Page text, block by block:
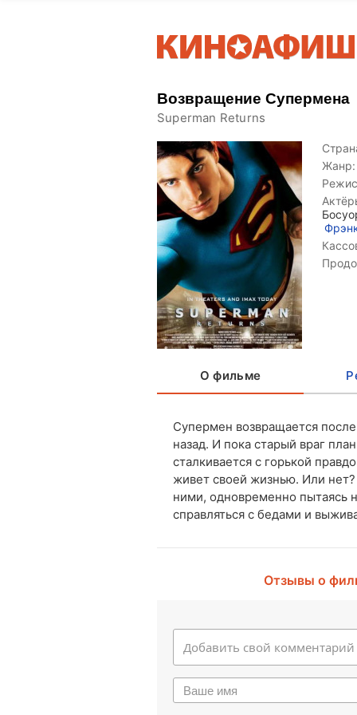
Возвращение Супермена
Superman Returns
Жанр:
О фильме
Супермен возвращается
назад. И пока старый враг
сталкивается с горькой
живет своей жизнью. Или
ними, одновременно пытаясь
справляться с бедами и
Отзывы о